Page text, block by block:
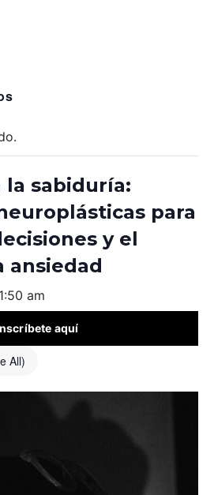
la sabiduría:
para
y el
ansiedad
am
All)
aquí